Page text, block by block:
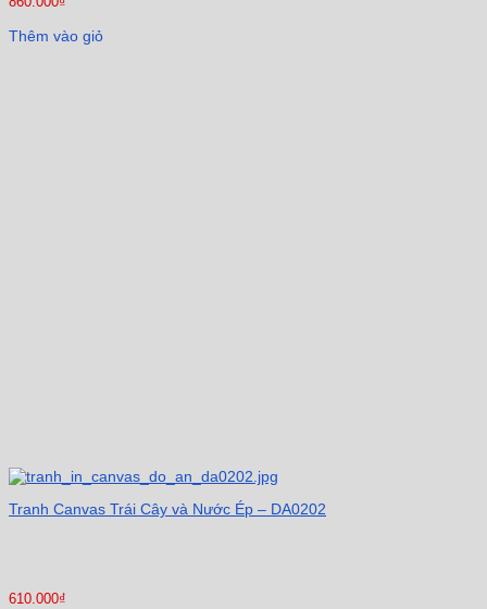
Thêm vào giỏ
Tranh Canvas Trái Cây và Nước Ép – DA0202
610.000₫